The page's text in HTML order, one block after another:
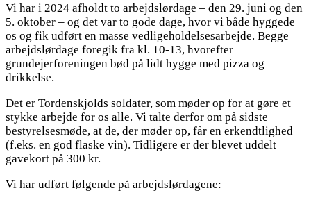
Vi har i 2024 afholdt to arbejdslørdage – den 29. juni og den
5. oktober – og det var to gode dage, hvor vi både hyggede
os og fik udført en masse vedligeholdelsesarbejde. Begge
arbejdslørdage foregik fra kl. 10-13, hvorefter
grundejerforeningen bød på lidt hygge med pizza og
drikkelse.
Det er Tordenskjolds soldater, som møder op for at gøre et
stykke arbejde for os alle. Vi talte derfor om på sidste
bestyrelsesmøde, at de, der møder op, får en erkendtlighed
(f.eks. en god flaske vin). Tidligere er der blevet uddelt
gavekort på 300 kr.
Vi har udført følgende på arbejdslørdagene: